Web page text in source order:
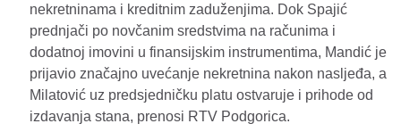
nekretninama i kreditnim zaduženjima. Dok Spajić
prednjači po novčanim sredstvima na računima i
dodatnoj imovini u finansijskim instrumentima, Mandić je
prijavio značajno uvećanje nekretnina nakon nasljeđa, a
Milatović uz predsjedničku platu ostvaruje i prihode od
izdavanja stana, prenosi RTV Podgorica.